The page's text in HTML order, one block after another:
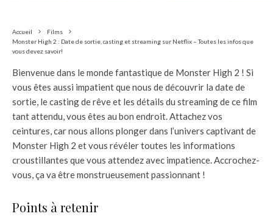
Accueil
Films
Monster High 2 : Date de sortie, casting et streaming sur Netflix – Toutes les infos que
vous devez savoir!
Bienvenue dans le monde fantastique de Monster High 2 ! Si
vous êtes aussi impatient que nous de découvrir la date de
sortie, le casting de rêve et les détails du streaming de ce film
tant attendu, vous êtes au bon endroit. Attachez vos
ceintures, car nous allons plonger dans l’univers captivant de
Monster High 2 et vous révéler toutes les informations
croustillantes que vous attendez avec impatience. Accrochez-
vous, ça va être monstrueusement passionnant !
Points à retenir